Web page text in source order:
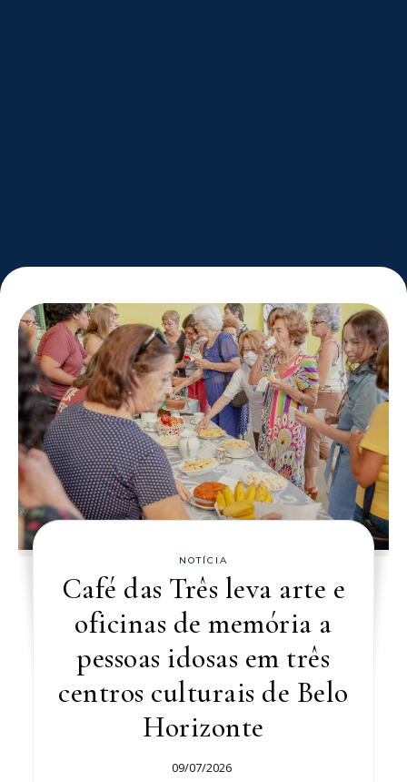
NOTÍCIA
Café das Três leva arte e
oficinas de memória a
pessoas idosas em três
centros culturais de Belo
Horizonte
09/07/2026